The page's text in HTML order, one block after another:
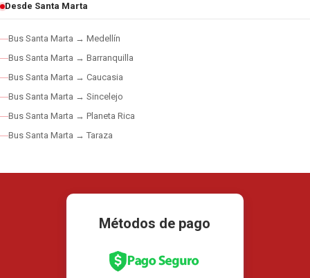
Desde Santa Marta
Bus Santa Marta → Medellín
Bus Santa Marta → Barranquilla
Bus Santa Marta → Caucasia
Bus Santa Marta → Sincelejo
Bus Santa Marta → Planeta Rica
Bus Santa Marta → Taraza
Métodos de pago